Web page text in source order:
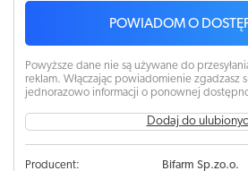
POWIADOM O
Powyższe dane nie są używane do
reklam. Włączając powiadomienie zgadzasz
jednorazowo informacji o ponownej
Dodaj do
Producent: Bifarm Sp.zo.o.